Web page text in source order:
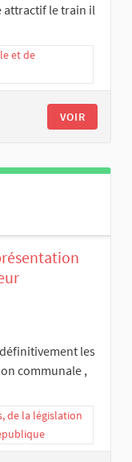
attractif le train il
et de
VOIR
les
communale ,
de la législation